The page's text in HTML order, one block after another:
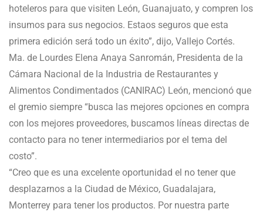
hoteleros para que visiten León, Guanajuato, y compren los
insumos para sus negocios. Estaos seguros que esta
primera edición será todo un éxito”, dijo, Vallejo Cortés.
Ma. de Lourdes Elena Anaya Sanromán, Presidenta de la
Cámara Nacional de la Industria de Restaurantes y
Alimentos Condimentados (CANIRAC) León, mencionó que
el gremio siempre “busca las mejores opciones en compra
con los mejores proveedores, buscamos líneas directas de
contacto para no tener intermediarios por el tema del
costo”.
“Creo que es una excelente oportunidad el no tener que
desplazarnos a la Ciudad de México, Guadalajara,
Monterrey para tener los productos. Por nuestra parte